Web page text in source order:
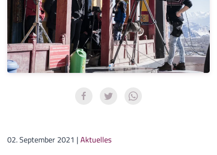
02. September 2021 | Aktuelles